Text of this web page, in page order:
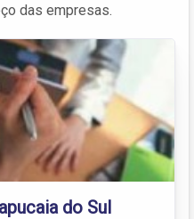
das empresas.
do Sul